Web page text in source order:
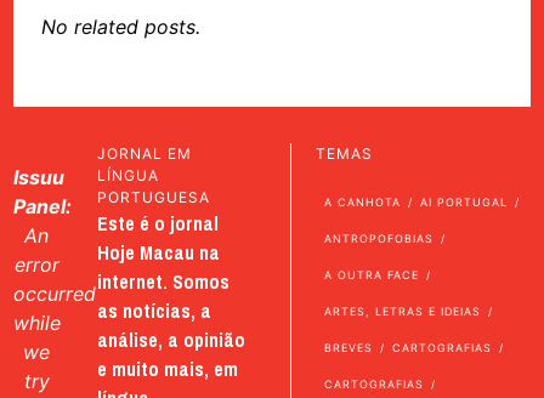
No related posts.
Issuu
Panel:
An
error
occurred
while
we
try
JORNAL EM
LÍNGUA
PORTUGUESA
Este é o jornal
Hoje Macau na
internet. Somos
as notícias, a
análise, a opinião
e muito mais, em
TEMAS
A CANHOTA AI PORTUGAL
ANTROPOFOBIAS
A OUTRA FACE
ARTES, LETRAS E IDEIAS
BREVES CARTOGRAFIAS
CARTOGRAFIAS